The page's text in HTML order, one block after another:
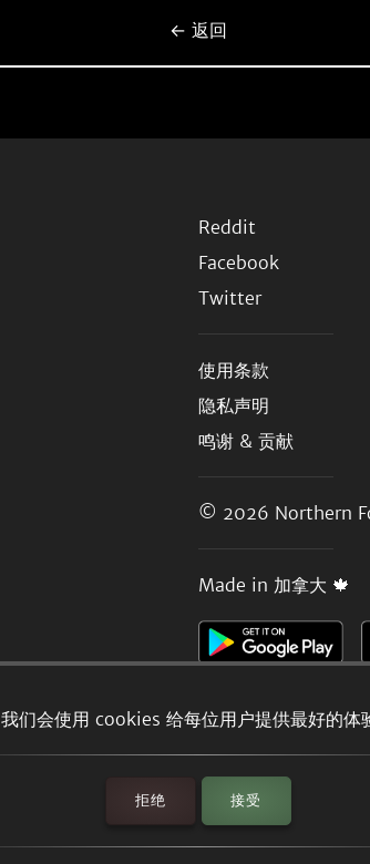
我们会使用 cookies 给每位用户提供最好的体
拒绝 接受
← 返回
Reddit
Facebook
Twitter
使用条款
隐私声明
鸣谢 & 贡献
© 2026 Northern
Made in 加拿大 🍁